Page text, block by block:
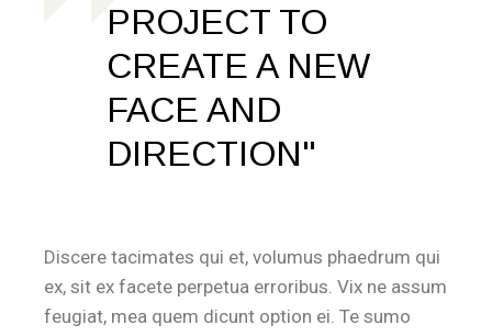
PROJECT TO
CREATE A NEW
FACE AND
DIRECTION
Discere tacimates qui et, volumus phaedrum qui
ex, sit ex facete perpetua erroribus. Vix ne assum
feugiat, mea quem dicunt option ei. Te sumo